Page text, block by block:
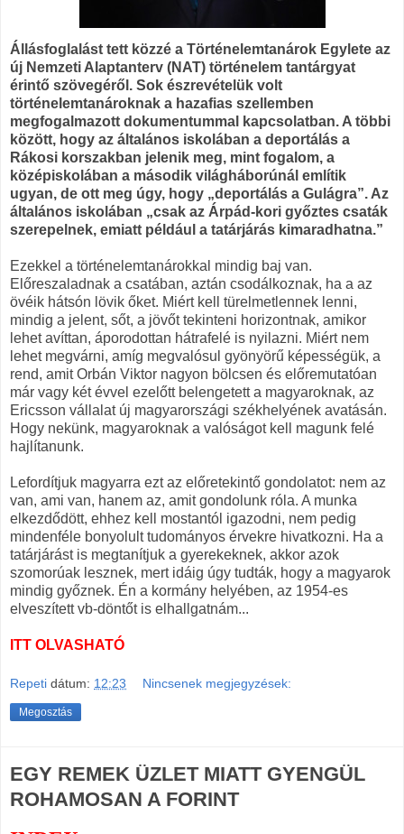
Állásfoglalást tett közzé a Történelemtanárok Egylete az
új Nemzeti Alaptanterv (NAT) történelem tantárgyat
érintő szövegéről. Sok észrevételük volt
történelemtanároknak a hazafias szellemben
megfogalmazott dokumentummal kapcsolatban. A többi
között, hogy az általános iskolában a deportálás a
Rákosi korszakban jelenik meg, mint fogalom, a
középiskolában a második világháborúnál említik
ugyan, de ott meg úgy, hogy „deportálás a Gulágra”. Az
általános iskolában „csak az Árpád-kori győztes csaták
szerepelnek, emiatt például a tatárjárás kimaradhatna.”
Ezekkel a történelemtanárokkal mindig baj van.
Előreszaladnak a csatában, aztán csodálkoznak, ha a az
övéik hátsón lövik őket. Miért kell türelmetlennek lenni,
mindig a jelent, sőt, a jövőt tekinteni horizontnak, amikor
lehet avíttan, áporodottan hátrafelé is nyilazni. Miért nem
lehet megvárni, amíg megvalósul gyönyörű képességük, a
rend, amit Orbán Viktor nagyon bölcsen és előremutatóan
már vagy két évvel ezelőtt belengetett a magyaroknak, az
Ericsson vállalat új magyarországi székhelyének avatásán.
Hogy nekünk, magyaroknak a valóságot kell magunk felé
hajlítanunk.
Lefordítjuk magyarra ezt az előretekintő gondolatot: nem az
van, ami van, hanem az, amit gondolunk róla. A munka
elkezdődött, ehhez kell mostantól igazodni, nem pedig
mindenféle bonyolult tudományos érvekre hivatkozni. Ha a
tatárjárást is megtanítjuk a gyerekeknek, akkor azok
szomorúak lesznek, mert idáig úgy tudták, hogy a magyarok
mindig győznek. Én a kormány helyében, az 1954-es
elveszített vb-döntőt is elhallgatnám...
ITT OLVASHATÓ
Repeti dátum: 12:23 Nincsenek megjegyzések:
Megosztás
EGY REMEK ÜZLET MIATT GYENGÜL
ROHAMOSAN A FORINT